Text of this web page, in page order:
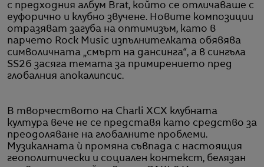
с предходния албум Brat, който се отличаваше с
еуфорично и клубно звучене. Новите композиции
отразяват загуба на оптимизъм, като в
парчето Rock Music изпълнителката обявява
символичната „смърт на дансинга“, а в сингъла
SS26 засяга темата за примирението пред
глобалния апокалипсис.
В творчеството на Charli XCX клубната
култура вече не се представя като средство за
преодоляване на глобалните проблеми.
Музикалната ѝ промяна съвпада с настоящия
геополитически и социален контекст, белязан